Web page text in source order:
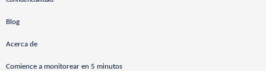
Blog
Acerca de
Comience a monitorear en 5 minutos